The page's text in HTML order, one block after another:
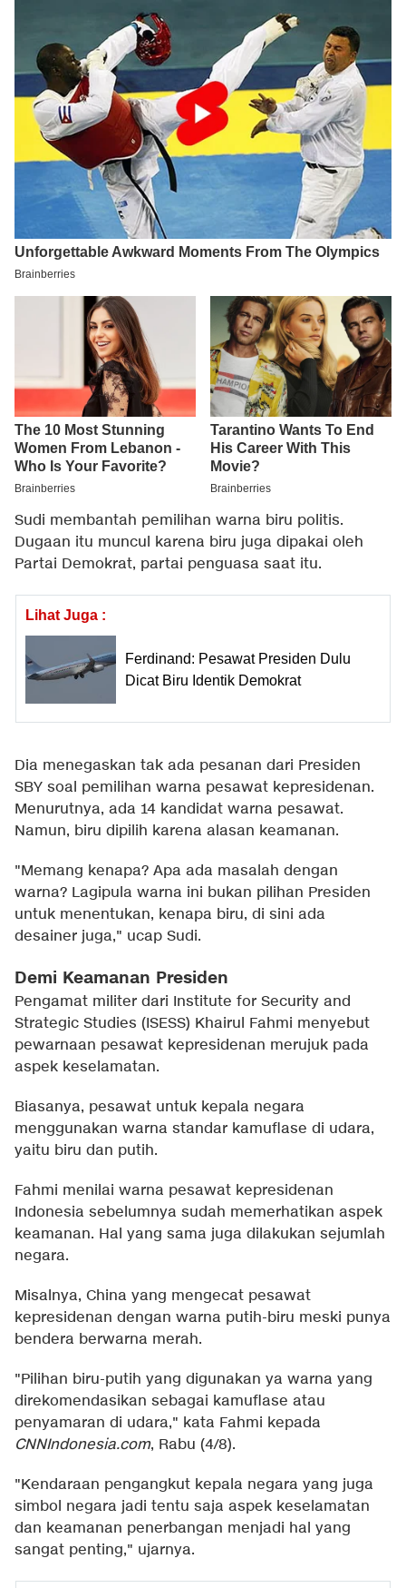
Sudi membantah pemilihan warna biru politis.
Dugaan itu muncul karena biru juga dipakai oleh
Partai Demokrat, partai penguasa saat itu.
Lihat Juga :
Ferdinand: Pesawat Presiden Dulu
Dicat Biru Identik Demokrat
Dia menegaskan tak ada pesanan dari Presiden
SBY soal pemilihan warna pesawat kepresidenan.
Menurutnya, ada 14 kandidat warna pesawat.
Namun, biru dipilih karena alasan keamanan.
"Memang kenapa? Apa ada masalah dengan
warna? Lagipula warna ini bukan pilihan Presiden
untuk menentukan, kenapa biru, di sini ada
desainer juga," ucap Sudi.
Demi Keamanan Presiden
Pengamat militer dari Institute for Security and
Strategic Studies (ISESS) Khairul Fahmi menyebut
pewarnaan pesawat kepresidenan merujuk pada
aspek keselamatan.
Biasanya, pesawat untuk kepala negara
menggunakan warna standar kamuflase di udara,
yaitu biru dan putih.
Fahmi menilai warna pesawat kepresidenan
Indonesia sebelumnya sudah memerhatikan aspek
keamanan. Hal yang sama juga dilakukan sejumlah
negara.
Misalnya, China yang mengecat pesawat
kepresidenan dengan warna putih-biru meski punya
bendera berwarna merah.
"Pilihan biru-putih yang digunakan ya warna yang
direkomendasikan sebagai kamuflase atau
penyamaran di udara," kata Fahmi kepada
CNNIndonesia.com, Rabu (4/8).
"Kendaraan pengangkut kepala negara yang juga
simbol negara jadi tentu saja aspek keselamatan
dan keamanan penerbangan menjadi hal yang
sangat penting," ujarnya.